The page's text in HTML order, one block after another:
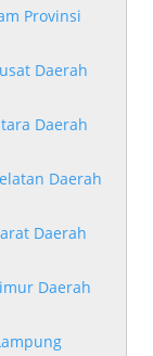
Provinsi
Daerah
Daerah
Daerah
Daerah
Daerah